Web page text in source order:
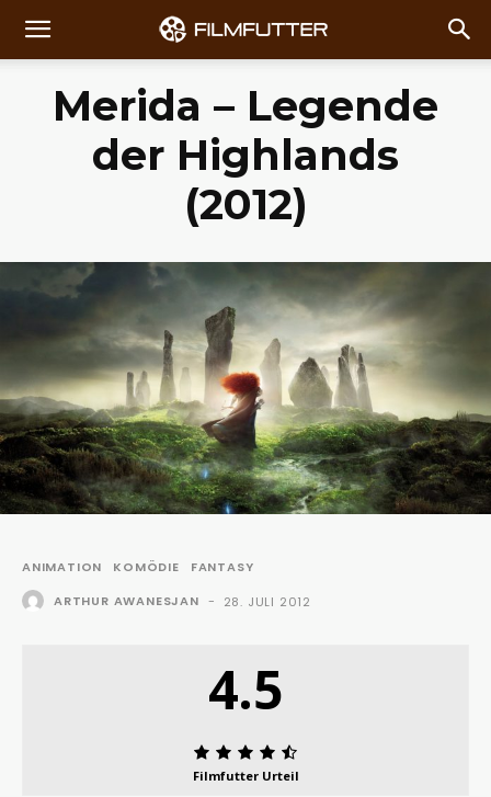
Merida – Legende
der Highlands
(2012)
ANIMATION KOMÖDIE
FANTASY
ARTHUR AWANESJAN - 28. JULI 2012
4.5
Filmfutter Urteil